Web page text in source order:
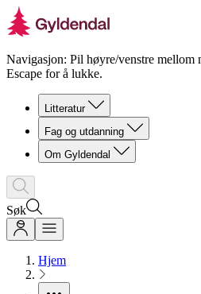
Navigasjon: Pil høyre/venstre mellom
Escape for å lukke.
Litteratur
Fag og utdanning
Om Gyldendal
Søk
Hjem